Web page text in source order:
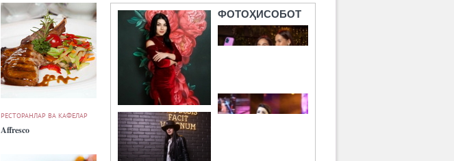
РЕСТОРАНЛАР ВА КАФЕЛАР
Affresco
ФОТОҲИСОБОТ